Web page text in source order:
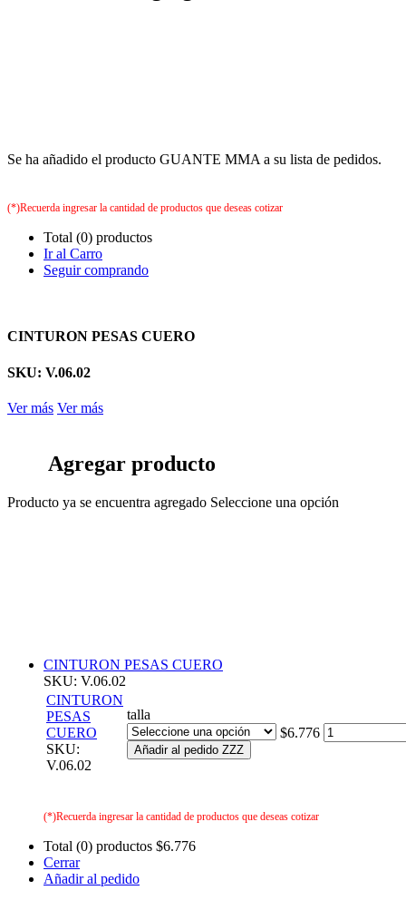
Se ha añadido el producto GUANTE MMA a su lista de pedidos.
(*)Recuerda ingresar la cantidad de productos que deseas cotizar
Total (0) productos
Ir al Carro
Seguir comprando
CINTURON PESAS CUERO
SKU: V.06.02
Ver más Ver más
Agregar producto
Producto ya se encuentra agregado Seleccione una opción
CINTURON PESAS CUERO
SKU: V.06.02
CINTURON
PESAS
CUERO
SKU:
V.06.02
talla
Añadir al pedido ZZZ
$6.776
(*)Recuerda ingresar la cantidad de productos que deseas cotizar
Total (0) productos $6.776
Cerrar
Añadir al pedido